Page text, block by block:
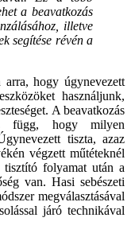
a beavatkozás
illetve
segítése révén a
arra, hogy úgynevezett
használjunk,
A beavatkozás
függ, hogy milyen
tiszta, azaz
végzett műtéteknél
tisztító folyamat után a
van. Hasi sebészeti
megválasztásával
járó technikával